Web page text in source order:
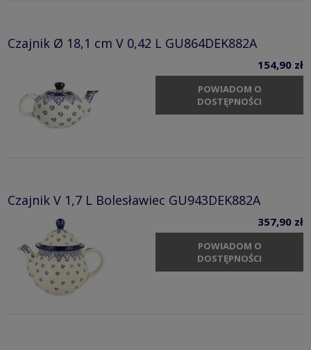
Czajnik Ø 18,1 cm V 0,42 L GU864DEK882A
154,90 zł
POWIADOM O
DOSTĘPNOŚCI
Czajnik V 1,7 L Bolesławiec GU943DEK882A
357,90 zł
POWIADOM O
DOSTĘPNOŚCI